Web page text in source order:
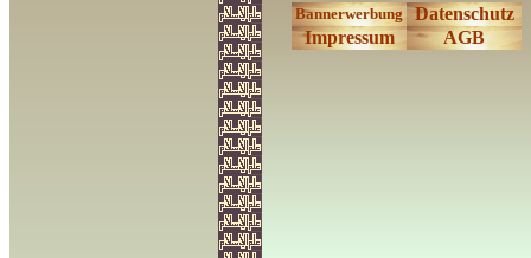
Bannerwerbung
Datenschutz
Impressum
AGB